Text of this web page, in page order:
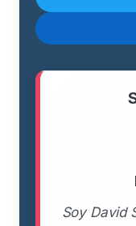
Soy David